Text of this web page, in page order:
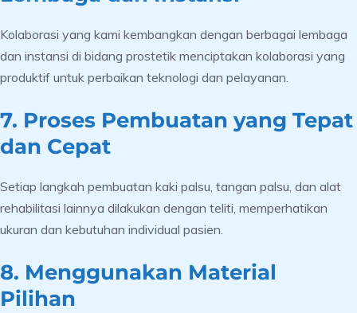
Kolaborasi yang kami kembangkan dengan berbagai lembaga
dan instansi di bidang prostetik menciptakan kolaborasi yang
produktif untuk perbaikan teknologi dan pelayanan.
7. Proses Pembuatan yang Tepat
dan Cepat
Setiap langkah pembuatan kaki palsu, tangan palsu, dan alat
rehabilitasi lainnya dilakukan dengan teliti, memperhatikan
ukuran dan kebutuhan individual pasien.
8. Menggunakan Material
Pilihan